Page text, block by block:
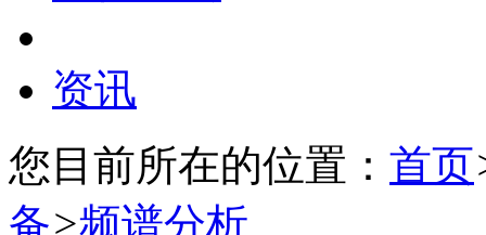
资讯
您目前所在的位置： 首页
备>频谱分析